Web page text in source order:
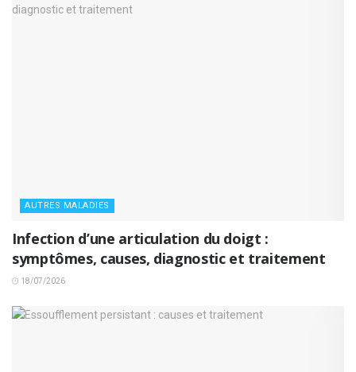
AUTRES MALADIES
Infection d’une articulation du doigt :
symptômes, causes, diagnostic et traitement
18/07/2026